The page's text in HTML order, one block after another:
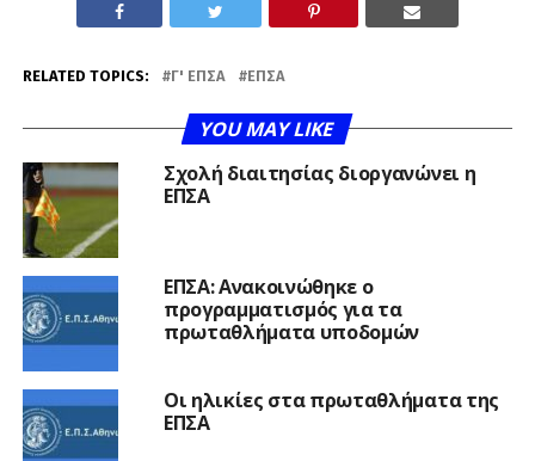
RELATED TOPICS: Γ' ΕΠΣΑ ΕΠΣΑ
YOU MAY LIKE
Σχολή διαιτησίας διοργανώνει η
ΕΠΣΑ
ΕΠΣΑ: Ανακοινώθηκε ο
προγραμματισμός για τα
πρωταθλήματα υποδομών
Οι ηλικίες στα πρωταθλήματα της
ΕΠΣΑ